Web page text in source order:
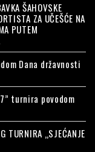
ŠAHOVSKE
ZA UČEŠĆE NA
PUTEM
Dana državnosti
turnira povodom
TURNIRA „SJEĆANJE